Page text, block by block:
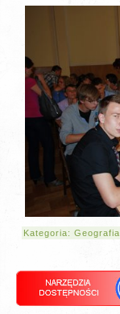
Kategoria:Geografia